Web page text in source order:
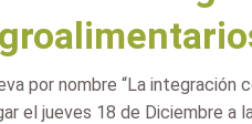
por nombre “La
el jueves 18 de Diciembre